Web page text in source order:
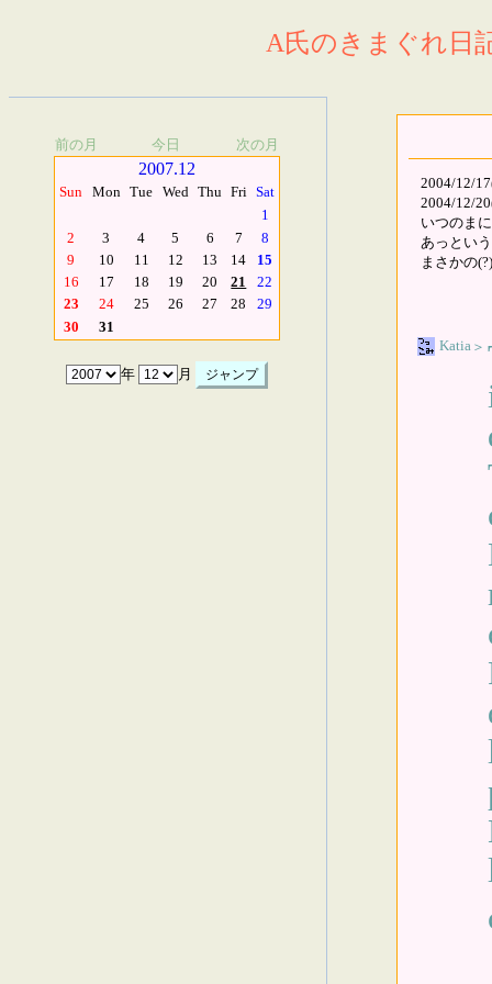
A氏のきまぐれ日
前の月 今日 次の月
2007.12
Sun Mon Tue Wed Thu Fri Sat
1
2
3 4 5 6 7
8
9
10 11 12 13 14
15
16
17 18 19 20 21
22
23
24 25 26 27 28
29
30
31
年 月
2004/12/
2004/12/
いつのま
あっとい
まさかの
Katia＞